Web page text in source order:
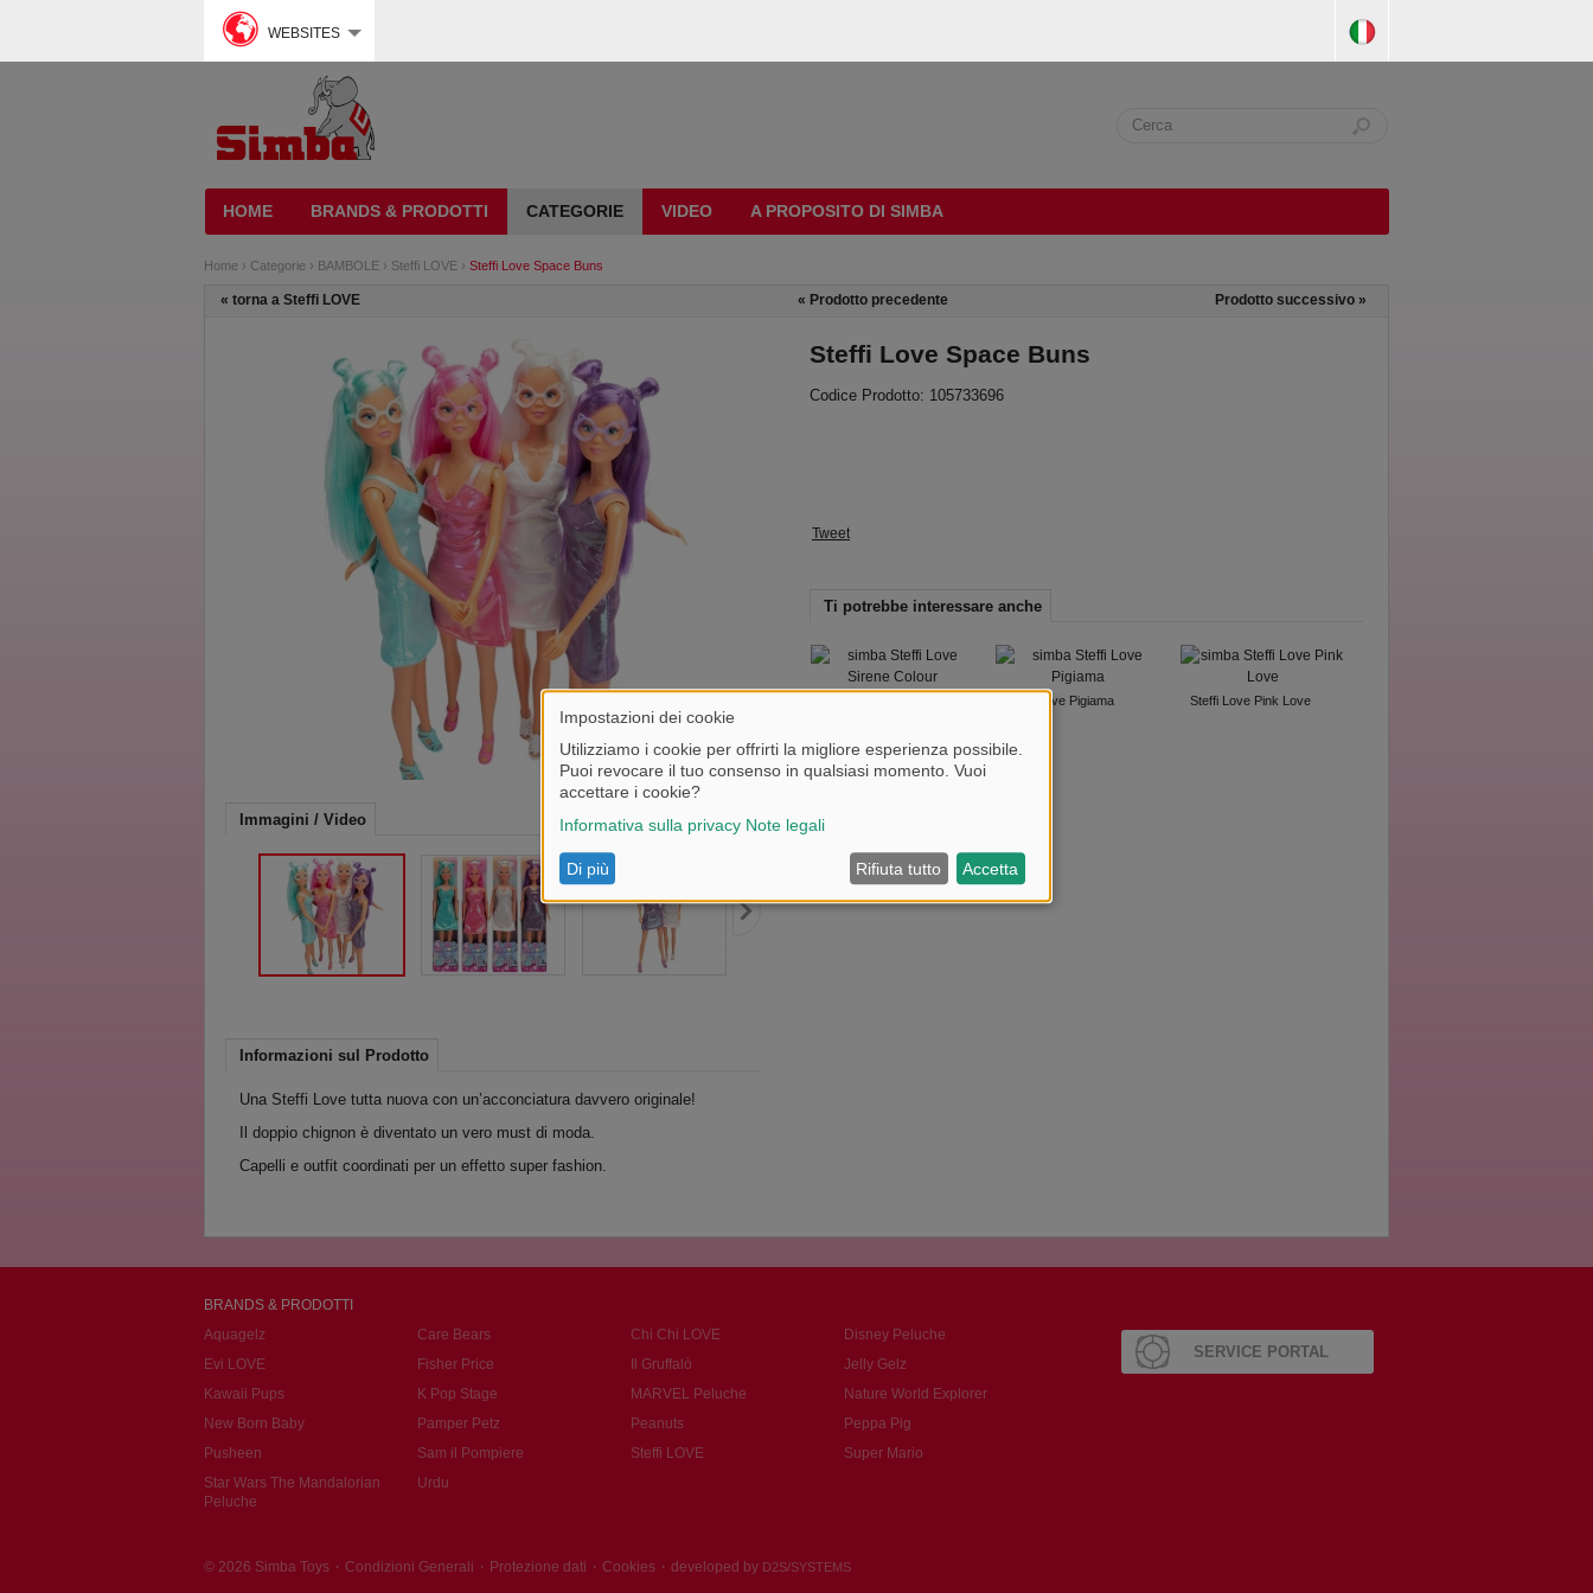
WEBSITES
HOME BRANDS & PRODOTTI CATEGORIE VIDEO A PROPOSITO DI SIMBA
Home › Categorie › BAMBOLE › Steffi LOVE › Steffi Love Space Buns
« torna a Steffi LOVE « Prodotto precedente Prodotto successivo »
Immagini / Video
Informazioni sul Prodotto
Una Steffi Love tutta nuova con un’acconciatura davvero originale!
Il doppio chignon è diventato un vero must di moda.
Capelli e outfit coordinati per un effetto super fashion.
Steffi Love Space Buns
Codice Prodotto: 105733696
Tweet
Ti potrebbe interessare anche
Steffi Love Pigiama Steffi Love Pink Love
BRANDS & PRODOTTI
Aquagelz
Care Bears Chi Chi LOVE
Disney Peluche
Evi LOVE
Fisher Price Il Gruffalò
Jelly Gelz
Kawaii Pups
K Pop Stage MARVEL Peluche
Nature World Explorer
New Born Baby
Pamper Petz Peanuts
Peppa Pig
Pusheen
Sam il Pompiere Steffi LOVE
Super Mario
Star Wars The Mandalorian
Peluche
Urdu
SERVICE PORTAL
© 2026 Simba Toys · Condizioni Generali · Protezione dati · Cookies · developed by D2S/SYSTEMS